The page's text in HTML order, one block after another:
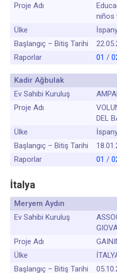
Proje Adı
niños
Ülke
Başlangıç – Bitiş Tarihi
Raporlar
01 /
Kadir Ağbulak
Ev Sahibi Kuruluş
Proje Adı
DEL
Ülke
Başlangıç – Bitiş Tarihi
Raporlar
01 /
İtalya
Meryem Aydın
Ev Sahibi Kuruluş
Proje Adı
Ülke
Başlangıç – Bitiş Tarihi